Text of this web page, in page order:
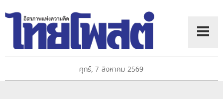
ศุกร์, 7 สิงหาคม 2569